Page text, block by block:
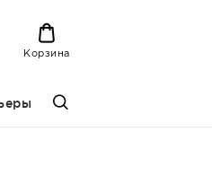
Корзина